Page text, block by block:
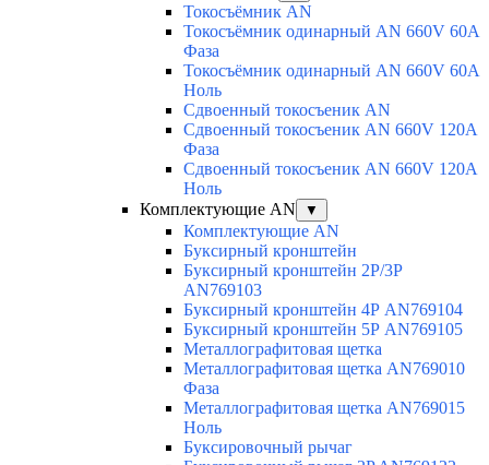
Токосъёмник AN
Токосъёмник одинарный AN 660V 60A
Фаза
Токосъёмник одинарный AN 660V 60A
Ноль
Сдвоенный токосъеник AN
Сдвоенный токосъеник AN 660V 120A
Фаза
Сдвоенный токосъеник AN 660V 120A
Ноль
Комплектующие AN
▼
Комплектующие AN
Буксирный кронштейн
Буксирный кронштейн 2Р/3Р
AN769103
Буксирный кронштейн 4Р AN769104
Буксирный кронштейн 5Р AN769105
Металлографитовая щетка
Металлографитовая щетка AN769010
Фаза
Металлографитовая щетка AN769015
Ноль
Буксировочный рычаг